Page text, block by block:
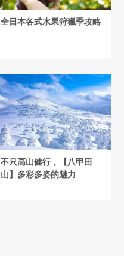
全日本各式水果狩獵季攻略
不只高山健行，【八甲田
山】多彩多姿的魅力